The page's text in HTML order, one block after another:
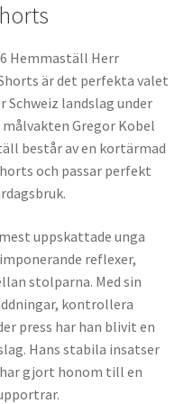
Hemmaställ Herr
är det perfekta valet
landslag under
målvakten Gregor Kobel
består av en kortärmad
och passar perfekt
uppskattade unga
reflexer,
stolparna. Med sin
kontrollera
press har han blivit en
Hans stabila insatser
gjort honom till en